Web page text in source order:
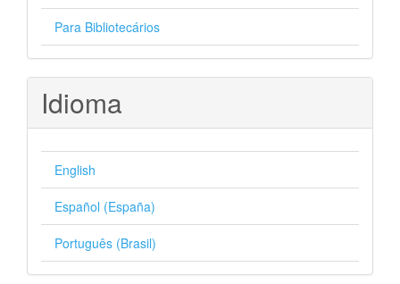
Para Bibliotecários
Idioma
English
Español (España)
Português (Brasil)